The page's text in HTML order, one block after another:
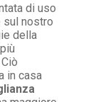
di uso
sul nostro
della
in casa